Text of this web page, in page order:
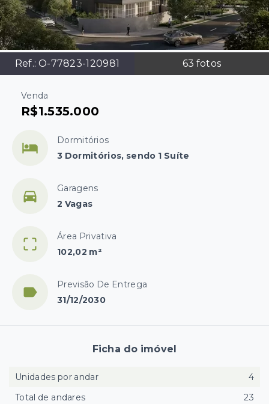
Ref.: O-77823-120981 63 fotos
Venda
R$1.535.000
Dormitórios
3 Dormitórios, sendo 1 Suíte
Garagens
2 Vagas
Área Privativa
102,02 m²
Previsão De Entrega
31/12/2030
Ficha do imóvel
Unidades por andar
4
Total de andares
23